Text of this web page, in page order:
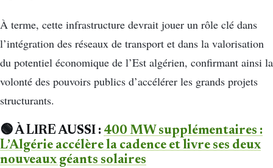
À terme, cette infrastructure devrait jouer un rôle clé dans
l’intégration des réseaux de transport et dans la valorisation
du potentiel économique de l’Est algérien, confirmant ainsi la
volonté des pouvoirs publics d’accélérer les grands projets
structurants.
🟢 À LIRE AUSSI : 400 MW supplémentaires :
L’Algérie accélère la cadence et livre ses deux
nouveaux géants solaires